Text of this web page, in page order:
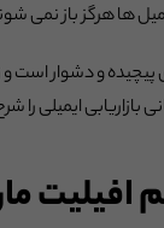
ها هرگز باز نمی
پیچیده و دشوار
بازاریابی ایمیلی
افیلیت